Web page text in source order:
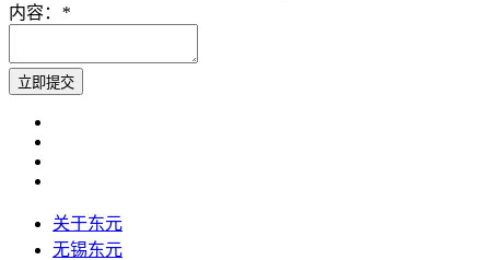
内容： *
关于东元
无锡东元